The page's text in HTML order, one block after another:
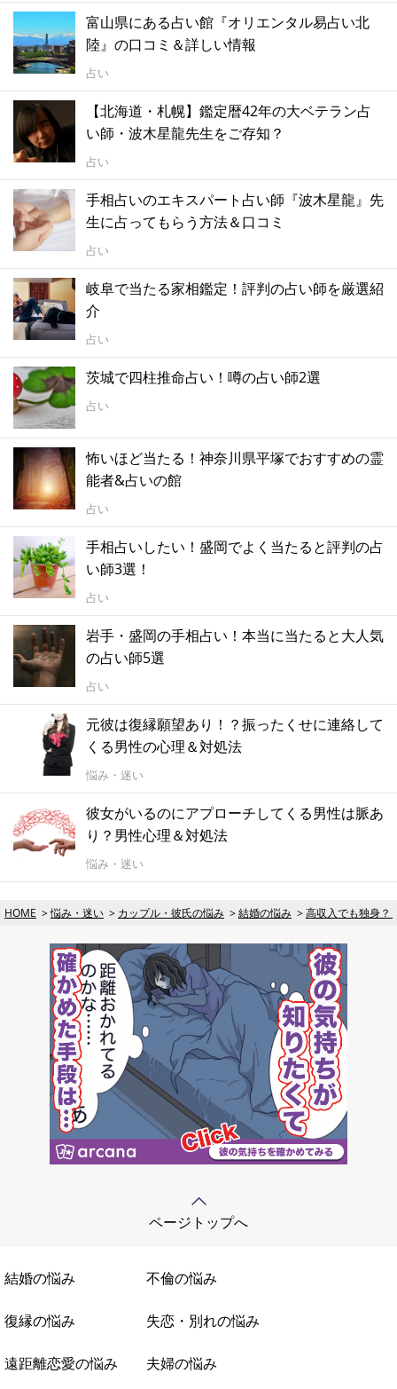
富山県にある占い館『オリエンタル易占い北
陸』の口コミ＆詳しい情報
占い
【北海道・札幌】鑑定暦42年の大ベテラン占
い師・波木星龍先生をご存知？
占い
手相占いのエキスパート占い師『波木星龍』先
生に占ってもらう方法＆口コミ
占い
岐阜で当たる家相鑑定！評判の占い師を厳選紹
介
占い
茨城で四柱推命占い！噂の占い師2選
占い
怖いほど当たる！神奈川県平塚でおすすめの霊
能者&占いの館
占い
手相占いしたい！盛岡でよく当たると評判の占
い師3選！
占い
岩手・盛岡の手相占い！本当に当たると大人気
の占い師5選
占い
元彼は復縁願望あり！？振ったくせに連絡して
くる男性の心理＆対処法
悩み・迷い
彼女がいるのにアプローチしてくる男性は脈あ
り？男性心理＆対処法
悩み・迷い
HOME 悩み・迷い カップル・彼氏の悩み 結婚の悩み 高収入でも独身？
ページトップへ
結婚の悩み 不倫の悩み
復縁の悩み 失恋・別れの悩み
遠距離恋愛の悩み 夫婦の悩み